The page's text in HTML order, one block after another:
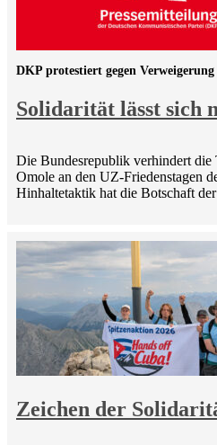
Solidarität lässt sich
DKP protestiert gegen
Die Bundesrepublik verhindert die
Omole an den UZ-Friedenstagen
Hinhaltetaktik hat die Botschaft
Zeichen der